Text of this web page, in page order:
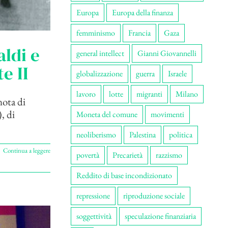
e
II
di
di
Continua a leggere
Europa
Europa della finanza
femminismo
Francia
Gaza
general intellect
Gianni Giovannelli
globalizzazione
guerra
Israele
lavoro
lotte migranti
Milano
Moneta del comune
movimenti
neoliberismo
Palestina
politica
povertà
Precarietà
razzismo
Reddito di base incondizionato
repressione
riproduzione sociale
soggettività
speculazione finanziaria